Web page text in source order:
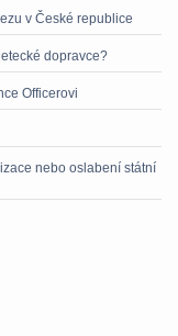
v České republice
dopravce?
Officerovi
nebo oslabení státní